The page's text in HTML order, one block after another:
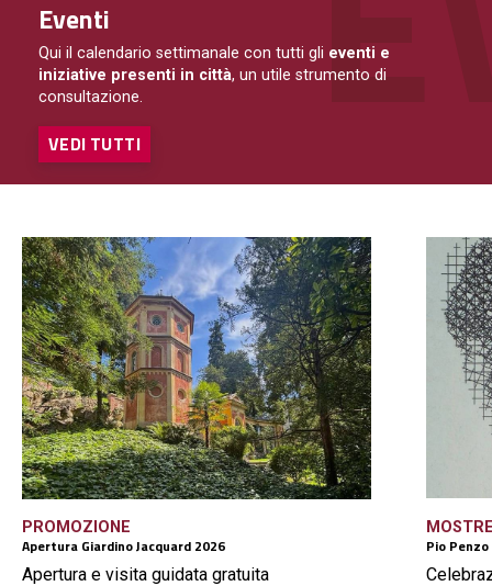
Eventi
Qui il calendario settimanale con tutti gli eventi e
iniziative presenti in città, un utile strumento di
consultazione.
VEDI TUTTI
PROMOZIONE
Apertura Giardino Jacquard 2026
Apertura e visita guidata gratuita
Pio